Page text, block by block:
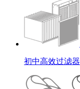
初中高效过滤器